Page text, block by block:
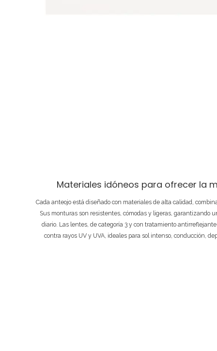
Materiales idóneos para ofrecer la
Cada anteojo está diseñado con materiales de alta calidad,
Sus monturas son resistentes, cómodas y ligeras, garantizando
diario. Las lentes, de categoría 3 y con tratamiento
contra rayos UV y UVA, ideales para sol intenso, conducción,